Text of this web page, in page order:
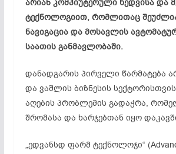
არიან კომპიუტერული ხედვისა და
ტექნოლოგიით, რომლითაც
ნავიგაცია და მოსავლის
საათის განმავლობაში.
დანადგარის პირველი წარმატება
და ვაშლის ბიზნესის
აღების პრობლემის გადაჭრა,
შრომასა და ხარჯებთან იყო
„ედვანსდ ფარმ ტექნოლოჯი“